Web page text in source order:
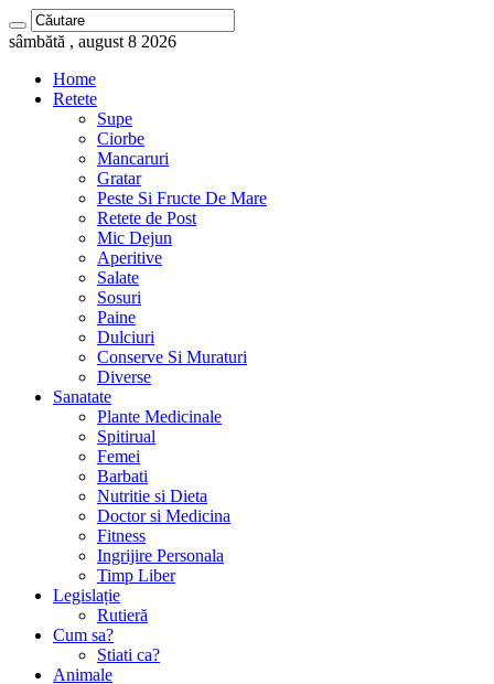
sâmbătă , august 8 2026
Home
Retete
Supe
Ciorbe
Mancaruri
Gratar
Peste Si Fructe De Mare
Retete de Post
Mic Dejun
Aperitive
Salate
Sosuri
Paine
Dulciuri
Conserve Si Muraturi
Diverse
Sanatate
Plante Medicinale
Spitirual
Femei
Barbati
Nutritie si Dieta
Doctor si Medicina
Fitness
Ingrijire Personala
Timp Liber
Legislație
Rutieră
Cum sa?
Stiati ca?
Animale